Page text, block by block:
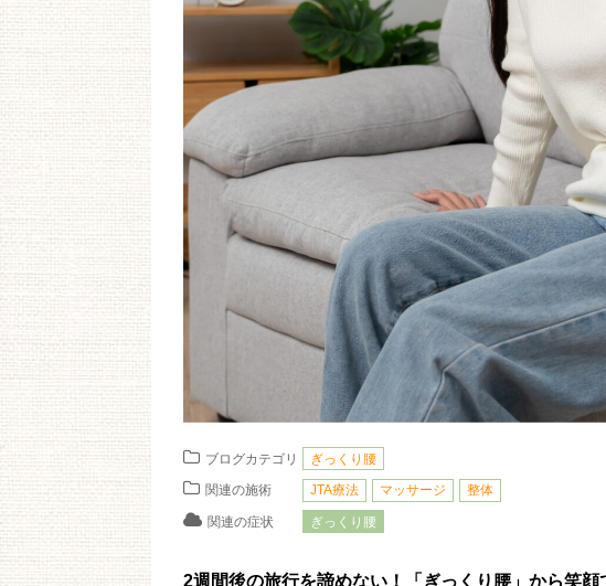
ブログカテゴリ ぎっくり腰
関連の施術 JTA療法 マッサージ 整体
関連の症状 ぎっくり腰
2週間後の旅行を諦めない！「ぎっくり腰」から笑